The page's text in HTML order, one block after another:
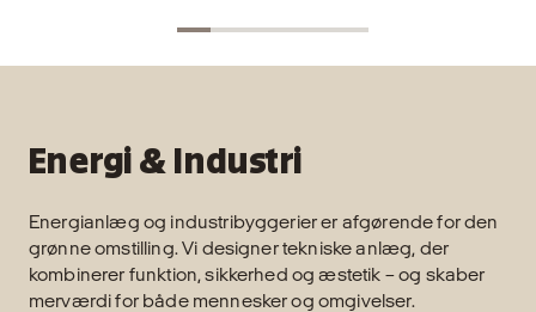
Energi & Industri
Energianlæg og industribyggerier er afgørende for den
grønne omstilling. Vi designer tekniske anlæg, der
kombinerer funktion, sikkerhed og æstetik – og skaber
merværdi for både mennesker og omgivelser.